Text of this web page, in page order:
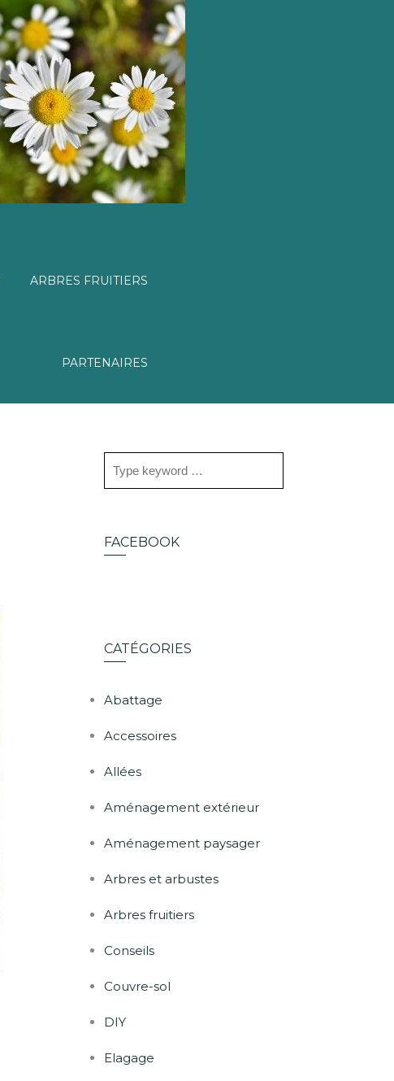
ARBRES FRUITIERS
PARTENAIRES
FACEBOOK
CATÉGORIES
Abattage
Accessoires
Allées
Aménagement extérieur
Aménagement paysager
Arbres et arbustes
Arbres fruitiers
Conseils
Couvre-sol
DIY
Elagage